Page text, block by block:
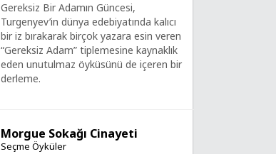
Gereksiz Bir Adamın Güncesi,
Turgenyev’in dünya edebiyatında kalıcı
bir iz bırakarak birçok yazara esin veren
“Gereksiz Adam” tiplemesine kaynaklık
eden unutulmaz öyküsünü de içeren bir
derleme.
Morgue Sokağı Cinayeti
Seçme Öyküler